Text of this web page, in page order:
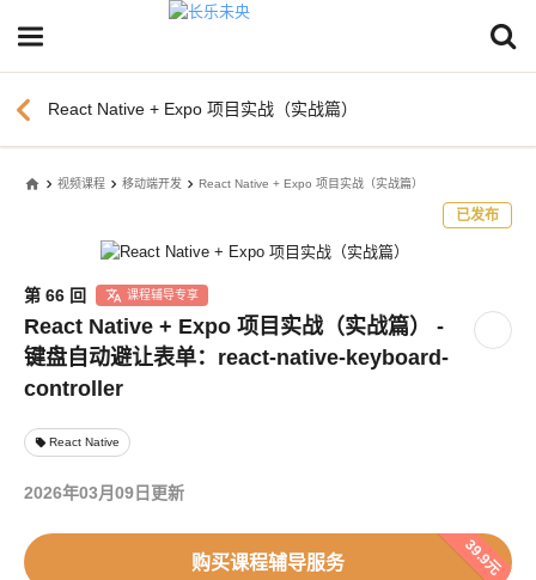
chevron_left React Native + Expo 项目实战（实战篇）
home 视频课程 移动端开发 React Native + Expo 项目实战（实战篇）
已发布
第 66 回 课程辅导专享
React Native + Expo 项目实战（实战篇） -
键盘自动避让表单：react-native-keyboard-
controller
local_offer React Native
2026年03月09日更新
购买课程辅导服务 39.9元